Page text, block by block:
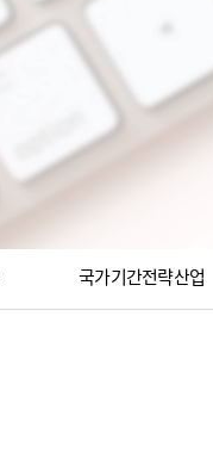
국가기간전략산업